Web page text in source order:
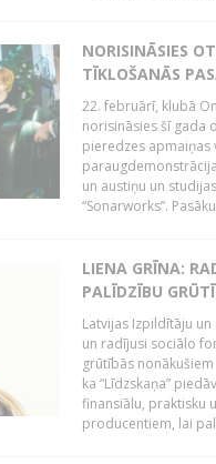
NORISINĀSIES
TĪKLOŠANĀS
22. februārī, klubā
norisināsies šī gada
pieredzes apmaiņas
un austiņu un
“Sonarworks”.
LIENA GRĪNA:
PALĪDZĪBU
Latvijas Izpildītāju
un radījusi sociālo
grūtībās
ka “Līdzskaņa”
finansiālu, praktisku
producentiem, lai